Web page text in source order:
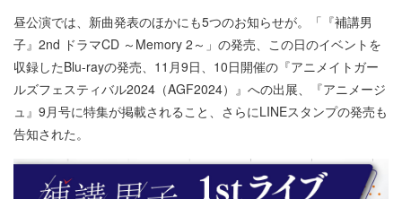
昼公演では、新曲発表のほかにも5つのお知らせが。「『補講男
子』2nd ドラマCD ～Memory 2～」の発売、この日のイベントを
収録したBlu-rayの発売、11月9日、10日開催の『アニメイトガー
ルズフェスティバル2024（AGF2024）』への出展、『アニメージ
ュ』9月号に特集が掲載されること、さらにLINEスタンプの発売も
告知された。